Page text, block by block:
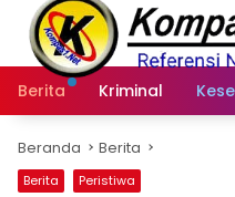
Langsung
konten
Berita
Kriminal
Beranda Berita
Berita Peristiwa